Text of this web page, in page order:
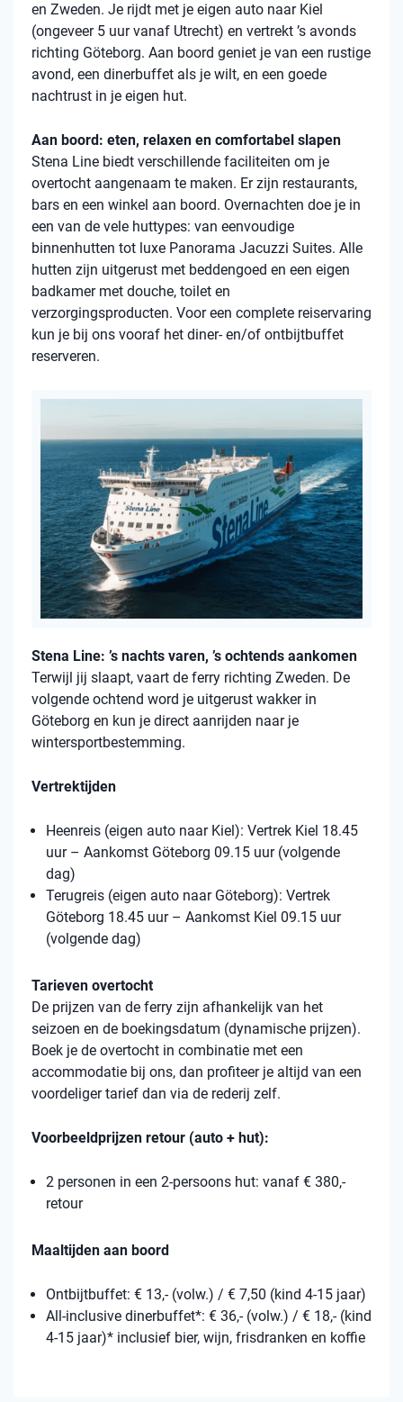
en Zweden. Je rijdt met je eigen auto naar Kiel
(ongeveer 5 uur vanaf Utrecht) en vertrekt ’s avonds
richting Göteborg. Aan boord geniet je van een rustige
avond, een dinerbuffet als je wilt, en een goede
nachtrust in je eigen hut.
Aan boord: eten, relaxen en comfortabel slapen
Stena Line biedt verschillende faciliteiten om je
overtocht aangenaam te maken. Er zijn restaurants,
bars en een winkel aan boord. Overnachten doe je in
een van de vele huttypes: van eenvoudige
binnenhutten tot luxe Panorama Jacuzzi Suites. Alle
hutten zijn uitgerust met beddengoed en een eigen
badkamer met douche, toilet en
verzorgingsproducten. Voor een complete reiservaring
kun je bij ons vooraf het diner- en/of ontbijtbuffet
reserveren.
Stena Line: ’s nachts varen, ’s ochtends aankomen
Terwijl jij slaapt, vaart de ferry richting Zweden. De
volgende ochtend word je uitgerust wakker in
Göteborg en kun je direct aanrijden naar je
wintersportbestemming.
Vertrektijden
Heenreis (eigen auto naar Kiel): Vertrek Kiel 18.45
uur – Aankomst Göteborg 09.15 uur (volgende
dag)
Terugreis (eigen auto naar Göteborg): Vertrek
Göteborg 18.45 uur – Aankomst Kiel 09.15 uur
(volgende dag)
Tarieven overtocht
De prijzen van de ferry zijn afhankelijk van het
seizoen en de boekingsdatum (dynamische prijzen).
Boek je de overtocht in combinatie met een
accommodatie bij ons, dan profiteer je altijd van een
voordeliger tarief dan via de rederij zelf.
Voorbeeldprijzen retour (auto + hut):
2 personen in een 2-persoons hut: vanaf € 380,-
retour
Maaltijden aan boord
Ontbijtbuffet: € 13,- (volw.) / € 7,50 (kind 4-15 jaar)
All-inclusive dinerbuffet*: € 36,- (volw.) / € 18,- (kind
4-15 jaar)* inclusief bier, wijn, frisdranken en koffie